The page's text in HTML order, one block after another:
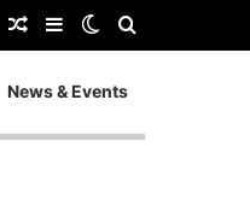
WhatsApp
Articolo Random
Barra laterale
Cambia aspetto
News & Events